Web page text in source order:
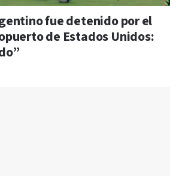
fue detenido por el
de Estados Unidos: